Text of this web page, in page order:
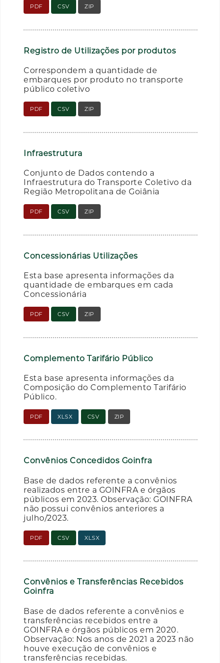
PDF CSV ZIP
Registro de Utilizações por produtos
Correspondem a quantidade de
embarques por produto no transporte
público coletivo
PDF CSV ZIP
Infraestrutura
Conjunto de Dados contendo a
Infraestrutura do Transporte Coletivo da
Região Metropolitana de Goiânia
PDF CSV ZIP
Concessionárias Utilizações
Esta base apresenta informações da
quantidade de embarques em cada
Concessionária
PDF CSV ZIP
Complemento Tarifário Público
Esta base apresenta informações da
Composição do Complemento Tarifário
Público.
PDF XLSX CSV ZIP
Convênios Concedidos Goinfra
Base de dados referente a convênios
realizados entre a GOINFRA e órgãos
públicos em 2023. Observação: GOINFRA
não possui convênios anteriores a
julho/2023.
PDF CSV XLSX
Convênios e Transferências Recebidos
Goinfra
Base de dados referente a convênios e
transferências recebidos entre a
GOINFRA e órgãos públicos em 2020.
Observação: Nos anos de 2021 a 2023 não
houve execução de convênios e
transferências recebidas.